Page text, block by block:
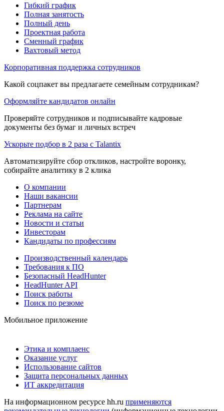
Гибкий график
Полная занятость
Полный день
Проектная работа
Сменный график
Вахтовый метод
Корпоративная поддержка сотрудников
Какой соцпакет вы предлагаете семейным сотрудникам?
Оформляйте кандидатов онлайн
Проверяйте сотрудников и подписывайте кадровые
документы без бумаг и личных встреч
Ускорьте подбор в 2 раза с Talantix
Автоматизируйте сбор откликов, настройте воронку,
собирайте аналитику в 2 клика
О компании
Наши вакансии
Партнерам
Реклама на сайте
Новости и статьи
Инвесторам
Кандидаты по профессиям
Производственный календарь
Требования к ПО
Безопасный HeadHunter
HeadHunter API
Поиск работы
Поиск по резюме
Мобильное приложение
Этика и комплаенс
Оказание услуг
Использование сайтов
Защита персональных данных
ИТ аккредитация
На информационном ресурсе hh.ru применяются